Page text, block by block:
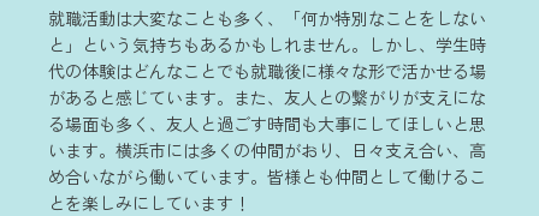
就職活動は大変なことも多く、「何か特別なことをしない
と」という気持ちもあるかもしれません。しかし、学生時
代の体験はどんなことでも就職後に様々な形で活かせる場
があると感じています。また、友人との繋がりが支えにな
る場面も多く、友人と過ごす時間も大事にしてほしいと思
います。横浜市には多くの仲間がおり、日々支え合い、高
め合いながら働いています。皆様とも仲間として働けるこ
とを楽しみにしています！